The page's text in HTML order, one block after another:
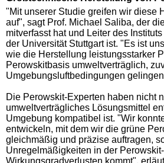
"Mit unserer Studie greifen wir diese
auf", sagt Prof. Michael Saliba, der
mitverfasst hat und Leiter des
der Universität Stuttgart ist. "Es ist
wie die Herstellung leistungsstarker
Perowskitbasis umweltverträglich,
Umgebungsluftbedingungen
Die Perowskit-Experten haben nicht
umweltverträgliches Lösungsmittel
Umgebung kompatibel ist. "Wir
entwickeln, mit dem wir die grüne
gleichmäßig und präzise auftragen,
Unregelmäßigkeiten in der
Wirkungsgradverlusten kommt",